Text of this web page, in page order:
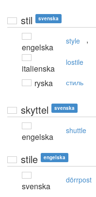
stil svenska
engelska
style ,
italienska
lostile
ryska стиль
skyttel svenska
engelska
shuttle
stile engelska
svenska
dörrpost